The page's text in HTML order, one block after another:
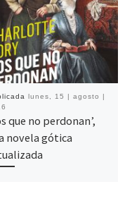
lunes, 15 | agosto |
que no perdonan’,
novela gótica